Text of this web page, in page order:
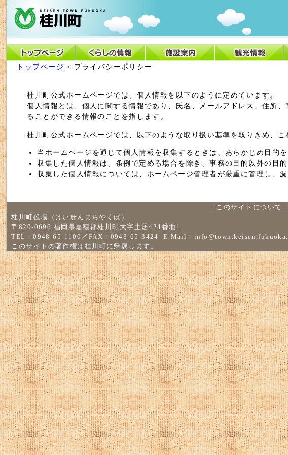
トップページ < プライバシーポリシー
桂川町公式ホームページでは、個人情報を以下のように定めています。
個人情報とは、個人に関する情報であり、氏名、メールアドレス、住所
ることができる情報のことを指します。
桂川町公式ホームページでは、以下のような取り扱い基準を取りきめ、こ
当ホームページを通じて個人情報を収集するときは、あらかじめ目的
収集した個人情報は、条例で定める場合を除き、事務の目的以外の目
収集した個人情報については、ホームページ管理者が厳重に管理し、
｜ このサイトについて ｜
桂川町役場（けいせんまちやくば）
〒820-0696 福岡県嘉穂郡桂川町大字土居424番地1
TEL：0948-65-1100／FAX：0948-65-3424 E-Mail：
このサイトの著作権は桂川町に帰属します。